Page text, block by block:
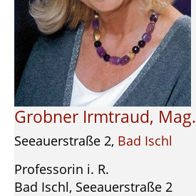
Grobner Irmtraud, Mag.
Seeauerstraße 2, Bad Ischl
Professorin i. R.
Bad Ischl, Seeauerstraße 2